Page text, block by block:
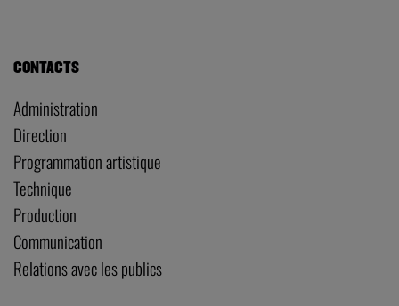
CONTACTS
Administration
Direction
Programmation artistique
Technique
Production
Communication
Relations avec les publics